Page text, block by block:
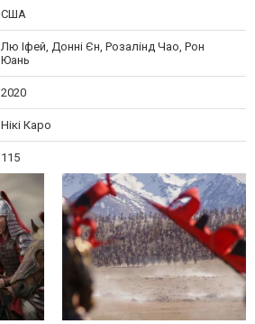
США
Лю Іфей, Донні Єн, Розалінд Чао, Рон
Юань
2020
Нікі Каро
115